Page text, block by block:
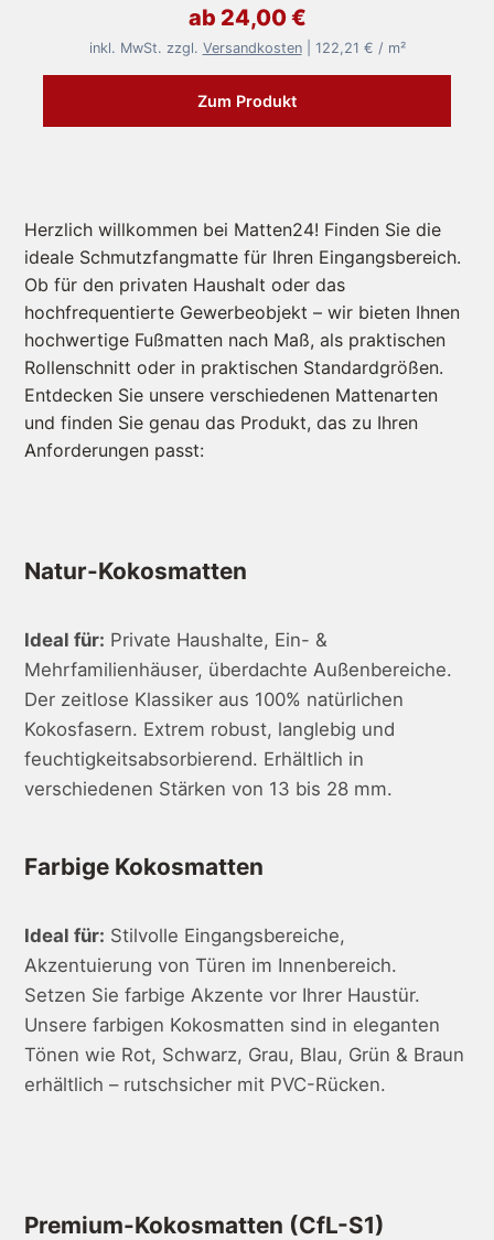
ab 24,00 €
inkl. MwSt. zzgl. Versandkosten| 122,21 € / m²
Zum Produkt
Herzlich willkommen bei Matten24! Finden Sie die
ideale Schmutzfangmatte für Ihren Eingangsbereich.
Ob für den privaten Haushalt oder das
hochfrequentierte Gewerbeobjekt – wir bieten Ihnen
hochwertige Fußmatten nach Maß, als praktischen
Rollenschnitt oder in praktischen Standardgrößen.
Entdecken Sie unsere verschiedenen Mattenarten
und finden Sie genau das Produkt, das zu Ihren
Anforderungen passt:
Natur-Kokosmatten
Ideal für: Private Haushalte, Ein- &
Mehrfamilienhäuser, überdachte Außenbereiche.
Der zeitlose Klassiker aus 100% natürlichen
Kokosfasern. Extrem robust, langlebig und
feuchtigkeitsabsorbierend. Erhältlich in
verschiedenen Stärken von 13 bis 28 mm.
Farbige Kokosmatten
Ideal für: Stilvolle Eingangsbereiche,
Akzentuierung von Türen im Innenbereich.
Setzen Sie farbige Akzente vor Ihrer Haustür.
Unsere farbigen Kokosmatten sind in eleganten
Tönen wie Rot, Schwarz, Grau, Blau, Grün & Braun
erhältlich – rutschsicher mit PVC-Rücken.
Premium-Kokosmatten (CfL-S1)